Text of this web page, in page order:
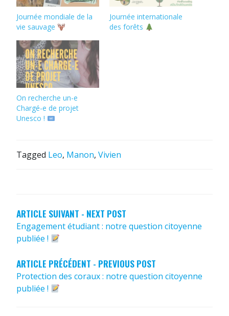
Journée mondiale de la
vie sauvage
Journée internationale
des forêts
On recherche un-e
Chargé-e de projet
Unesco !
Tagged Leo, Manon, Vivien
L’ARTICLE
ARTICLE SUIVANT - NEXT POST
Engagement étudiant : notre question citoyenne
publiée !
ARTICLE PRÉCÉDENT - PREVIOUS POST
Protection des coraux : notre question citoyenne
publiée !